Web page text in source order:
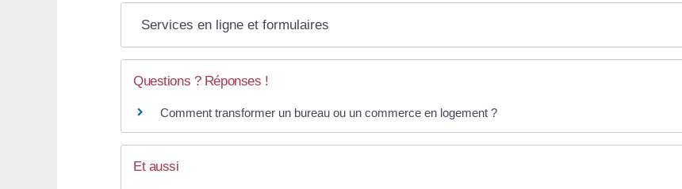
Services en ligne et formulaires
Questions ? Réponses !
Comment transformer un bureau ou un commerce en logement ?
Et aussi